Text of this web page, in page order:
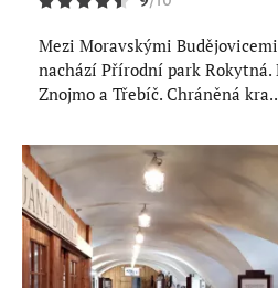
Mezi Moravskými
nachází Přírodní park Rokytná.
Znojmo a Třebíč. Chráněná